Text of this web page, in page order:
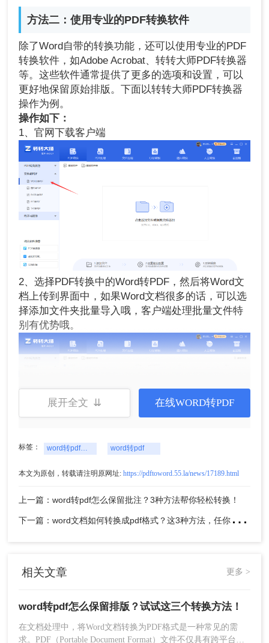
方法二：使用专业的PDF转换软件
除了Word自带的转换功能，还可以使用专业的PDF
转换软件，如Adobe Acrobat、转转大师PDF转换器
等。这些软件通常提供了更多的选项和设置，可以
更好地保留原始排版。下面以转转大师PDF转换器
操作为例。
操作如下：
1、官网下载客户端
2、选择PDF转换中的Word转PDF，然后将Word文
档上传到界面中，如果Word文档很多的话，可以选
择添加文件夹批量导入哦，客户端处理批量文件特
别有优势哦。
3、文档上传后点击开始转换。
4、稍等片刻处理完毕。
展开全文 ⇊ 在线WORD转PDF
标签： word转pdf怎么保留排版 word转pdf
本文为原创，转载请注明原网址: https://pdftoword.55.la/news/17189.html
上一篇：word转pdf怎么保留批注？3种方法帮你轻松转换！
下
一篇：word文档如何转换成pdf格式？这3种方法，任你选择！
相关文章 更多 >
word转pdf怎么保留排版？试试这三个转换方法！
在文档处理中，将Word文档转换为PDF格式是一种常见的需
求。PDF（Portable Document Format）文件不仅具有跨平台和